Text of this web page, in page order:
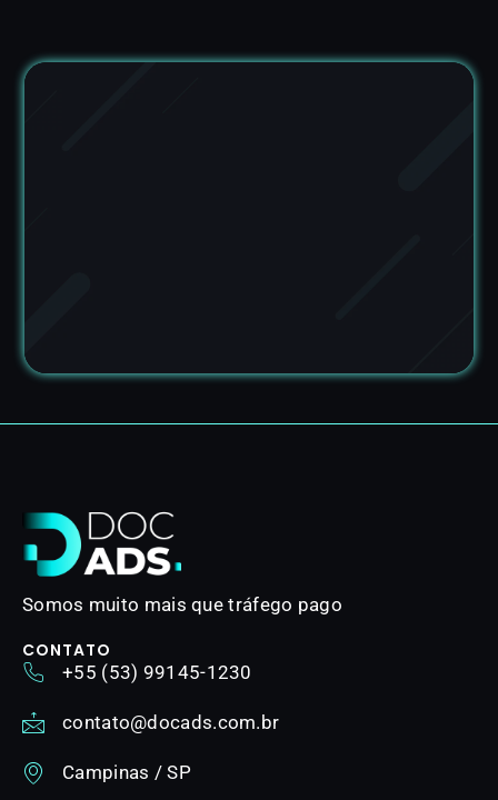
Somos muito mais que tráfego pago
CONTATO
+55 (53) 99145-1230
contato@docads.com.br
Campinas / SP